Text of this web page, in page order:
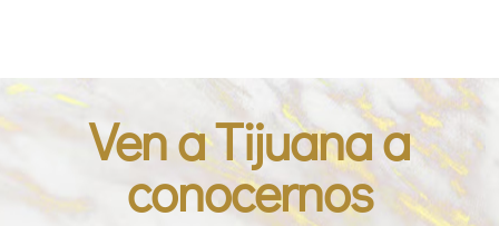
Ven a Tijuana a
conocernos